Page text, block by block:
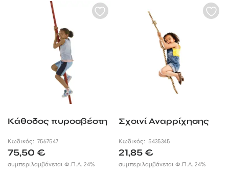
Κάθοδος πυροσβέστη
Κωδικός: 7567547
75,50 €
συμπεριλαμβάνεται Φ.Π.Α. 24%
Σχοινί Αναρρίχησης
Κωδικός: 5435345
21,85€
συμπεριλαμβάνεται Φ.Π.Α. 24%